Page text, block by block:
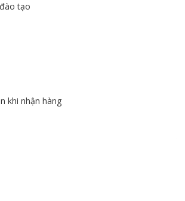
tạo
khi nhận hàng